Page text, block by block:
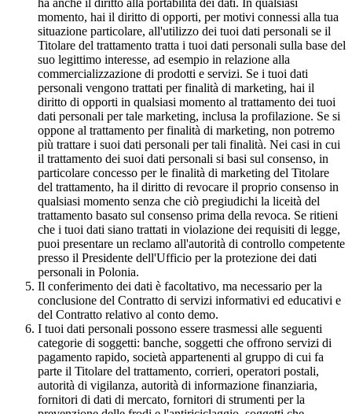
ha anche il diritto alla portabilità dei dati. In qualsiasi
momento, hai il diritto di opporti, per motivi connessi alla tua
situazione particolare, all'utilizzo dei tuoi dati personali se il
Titolare del trattamento tratta i tuoi dati personali sulla base del
suo legittimo interesse, ad esempio in relazione alla
commercializzazione di prodotti e servizi. Se i tuoi dati
personali vengono trattati per finalità di marketing, hai il
diritto di opporti in qualsiasi momento al trattamento dei tuoi
dati personali per tale marketing, inclusa la profilazione. Se si
oppone al trattamento per finalità di marketing, non potremo
più trattare i suoi dati personali per tali finalità. Nei casi in cui
il trattamento dei suoi dati personali si basi sul consenso, in
particolare concesso per le finalità di marketing del Titolare
del trattamento, ha il diritto di revocare il proprio consenso in
qualsiasi momento senza che ciò pregiudichi la liceità del
trattamento basato sul consenso prima della revoca. Se ritieni
che i tuoi dati siano trattati in violazione dei requisiti di legge,
puoi presentare un reclamo all'autorità di controllo competente
presso il Presidente dell'Ufficio per la protezione dei dati
personali in Polonia.
Il conferimento dei dati è facoltativo, ma necessario per la
conclusione del Contratto di servizi informativi ed educativi e
del Contratto relativo al conto demo.
I tuoi dati personali possono essere trasmessi alle seguenti
categorie di soggetti: banche, soggetti che offrono servizi di
pagamento rapido, società appartenenti al gruppo di cui fa
parte il Titolare del trattamento, corrieri, operatori postali,
autorità di vigilanza, autorità di informazione finanziaria,
fornitori di dati di mercato, fornitori di strumenti per la